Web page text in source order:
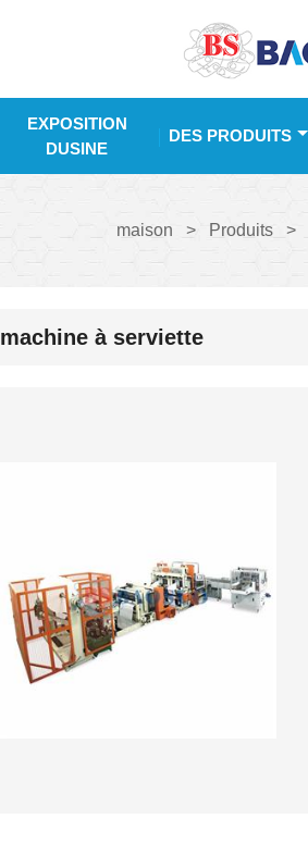
EXPOSITION
DUSINE
DES PRODUITS
maison > Produits >
machine à serviette